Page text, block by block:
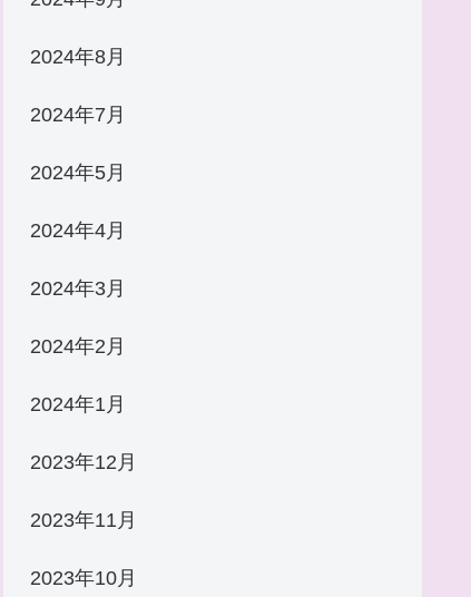
2024年8月
2024年7月
2024年5月
2024年4月
2024年3月
2024年2月
2024年1月
2023年12月
2023年11月
2023年10月